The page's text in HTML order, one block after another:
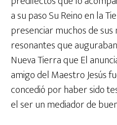
a su paso Su Reino en la
presenciar muchos de
resonantes que
Nueva Tierra que El
amigo del Maestro Jesús
concedió por haber sido
el ser un mediador de